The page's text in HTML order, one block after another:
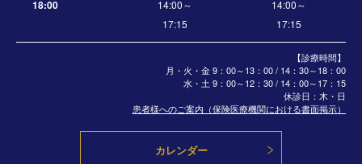
【診療時間】
月・火・金 9：00～13：00 / 14：30～18：00
水・土 9：00～12：30 / 14：00～17：15
休診日：木・日
患者様へのご案内（保険医療機関における書面掲示）
18:00
14:00～
17:15
14:00～
17:15
カレンダー